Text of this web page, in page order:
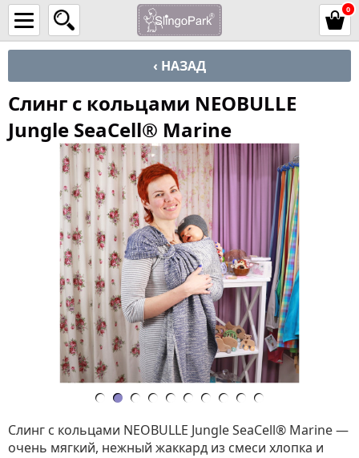
0
‹ НАЗАД
Слинг с кольцами NEOBULLE
Jungle SeaCell® Marine
Слинг с кольцами NEOBULLE Jungle SeaCell® Marine —
очень мягкий, нежный жаккард из смеси хлопка и